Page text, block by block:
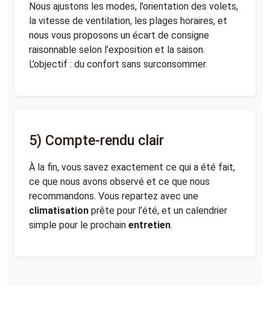
Nous ajustons les modes, l’orientation des volets,
la vitesse de ventilation, les plages horaires, et
nous vous proposons un écart de consigne
raisonnable selon l’exposition et la saison.
L’objectif : du confort sans surconsommer.
5) Compte-rendu clair
À la fin, vous savez exactement ce qui a été fait,
ce que nous avons observé et ce que nous
recommandons. Vous repartez avec une
climatisation prête pour l’été, et un calendrier
simple pour le prochain entretien.